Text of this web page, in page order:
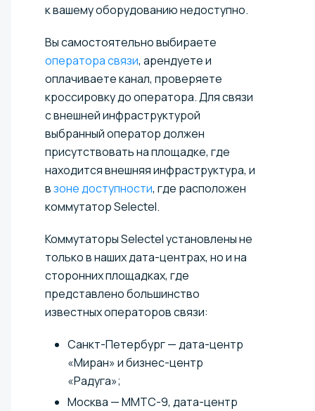
к вашему оборудованию недоступно.
Вы самостоятельно выбираете
оператора связи, арендуете и
оплачиваете канал, проверяете
кроссировку до оператора. Для связи
с внешней инфраструктурой
выбранный оператор должен
присутствовать на площадке, где
находится внешняя инфраструктура, и
взоне доступности, где расположен
коммутатор Selectel.
Коммутаторы Selectel установлены не
только в наших дата-центрах, но и на
сторонних площадках, где
представлено большинство
известных операторов связи:
Санкт-Петербург — дата-центр
«Миран» и бизнес-центр
«Радуга»;
Москва — ММТС-9, дата-центр